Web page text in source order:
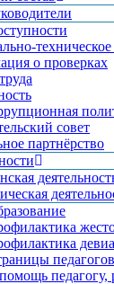
о проверках
совет
партнёрство
педагогов
педагогу,